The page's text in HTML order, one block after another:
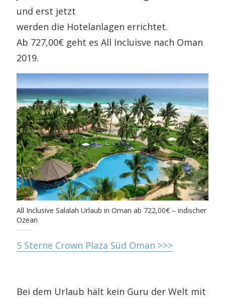
und erst jetzt
werden die Hotelanlagen errichtet.
Ab 727,00€ geht es All Incluisve nach Oman
2019.
All Inclusive Salalah Urlaub in Oman ab 722,00€ – indischer
Ozean
5 Sterne Crown Plaza Süd Oman >>>
Bei dem Urlaub hält kein Guru der Welt mit